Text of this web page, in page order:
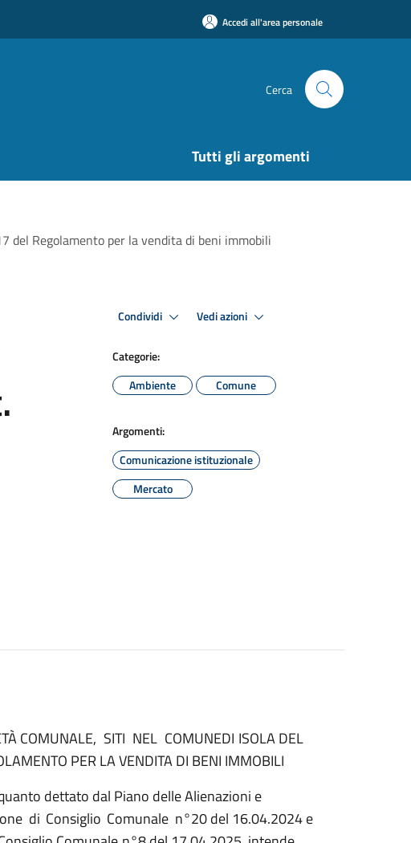
Accedi all'area personale
Cerca
Tutti gli argomenti
del Regolamento per la vendita di beni immobili
Condividi Vedi azioni
Categorie:
Ambiente
Comune
Argomenti:
Comunicazione istituzionale
Mercato
COMUNALE, SITI NEL COMUNEDI ISOLA DEL
PER LA VENDITA DI BENI IMMOBILI
dettato dal Piano delle Alienazioni e
di Consiglio Comunale n°20 del 16.04.2024 e